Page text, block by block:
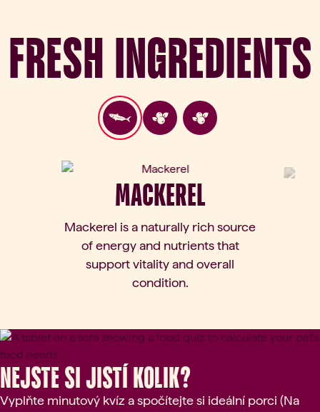
Fresh Ingredients
MACKEREL
Mackerel is a naturally rich source
of energy and nutrients that
support vitality and overall
condition.
Nejste si jistí kolik?
Vyplňte minutový kvíz a spočítejte si ideální porci (Na